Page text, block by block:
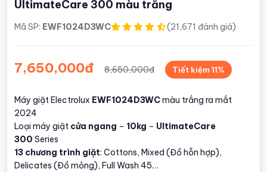
UltimateCare 300 màu trắng
Mã SP: EWF1024D3WC (21,671 đánh giá)
7,650,000đ 8,650,000đ Tiết kiệm 11%
Máy giặt Electrolux EWF1024D3WCmàu trắng ra mắt
2024
Loại máy giặt cửa ngang – 10kg – UltimateCare
300 Series
13 chương trình giặt: Cottons, Mixed (Đồ hỗn hợp),
Delicates (Đồ mỏng), Full Wash 45…